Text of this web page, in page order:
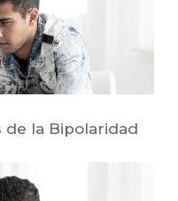
de la Bipolaridad